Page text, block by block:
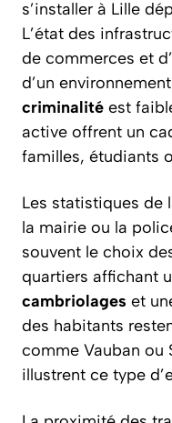
s’installer à Lille
L’état des
de commerces et
d’un
criminalité est
active offrent un
familles, étudiants
Les statistiques de
la mairie ou la
souvent le choix
quartiers affichant
cambriolages et
des habitants
comme Vauban ou
illustrent ce type